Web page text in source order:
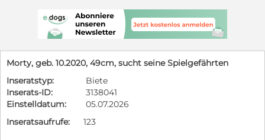
Morty, geb. 10.2020, 49cm, sucht seine Spielgefährten
Inseratstyp:
Biete
Inserats-ID:
3138041
Einstelldatum:
05.07.2026
Inseratsaufrufe:
123